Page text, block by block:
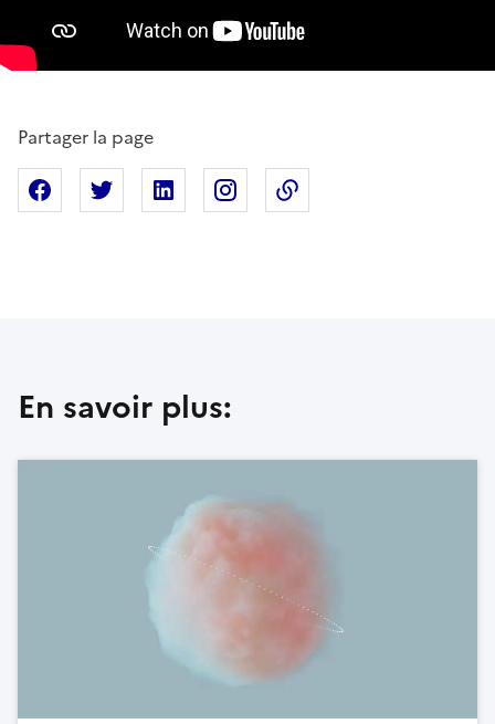
Partager la page
Partager sur Facebook
Partager sur XPartager sur Linkedin
Partager sur Instagram
En savoir plus: